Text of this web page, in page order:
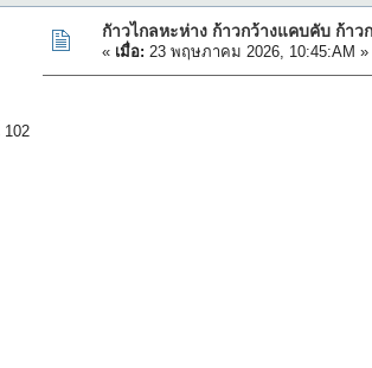
กัาวไกลหะห่าง ก้าวกว้างแคบคับ ก้า
« เมื่อ: 23 พฤษภาคม 2026, 10:45:AM »